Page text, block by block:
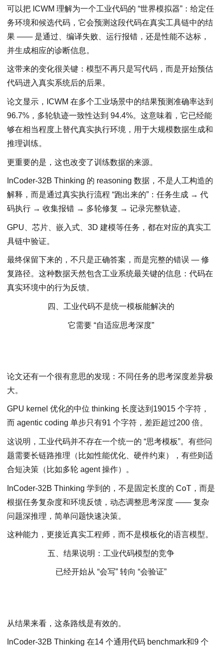
可以把 ICWM 理解为⼀个工业代码的 “世界模拟器”：给定任
务环境和候选代码，它会预测这段代码在真实工具链中的结
果 —— 是通过、编译失败、运行报错，还是性能不达标，
并生成相应的诊断信息。
这带来的变化很关键：模型不再只是写代码，而是开始预估
代码进入真实系统后的后果。
论文显示，ICWM 在多个工业场景中的结果预测准确率达到
96.7%，多轮轨迹⼀致性达到 94.4%。这意味着，它已经能
够在相当程度上替代真实执行环境，用于大规模数据生成和
推理训练。
更重要的是，这也改变了训练数据的来源。
InCoder-32B Thinking 的 reasoning 数据，不是人工构造的
解释，而是通过真实执行流程 “跑出来的”：任务生成 → 代
码执行 → 收集报错 → 多轮修复 → 记录完整轨迹。
GPU、芯片、嵌⼊式、3D 建模等任务，都在对应的真实工
具链中验证。
最终保留下来的，不只是正确答案，而是完整的错误 — 修
复路径。这种数据天然包含工业系统最关键的信息：代码在
真实环境中的行为反馈。
四、工业代码不是统⼀模板能解决的
它需要 “自适应思考深度”
论文还有一个很有意思的发现：不同任务的思考深度差异极
大。
GPU kernel 优化的中位 thinking 长度达到19015 个字符，
而 agentic coding 单步只有91 个字符，差距超过200 倍。
这说明，工业代码并不存在一个统一的 “思考模板”。有些问
题需要长链路推理（比如性能优化、硬件约束），有些则适
合短决策（比如多轮 agent 操作）。
InCoder-32B Thinking 学到的，不是固定长度的 CoT，而是
根据任务复杂度和环境反馈，动态调整思考深度 —— 复杂
问题深推理，简单问题快速决策。
这种能力，更接近真实工程师，而不是模板化的语言模型。
五、结果说明：工业代码模型的竞争
已经开始从 “会写” 转向 “会验证”
从结果来看，这条路线是有效的。
InCoder-32B Thinking 在14 个通用代码 benchmark和9 个